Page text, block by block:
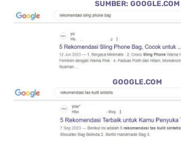
SUMBER: GOOGLE.COM
GOOGLE.COM